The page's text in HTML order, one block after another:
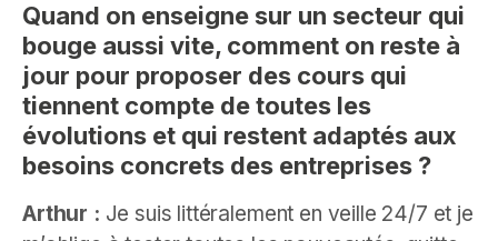
Quand on enseigne sur un secteur qui
bouge aussi vite, comment on reste à
jour pour proposer des cours qui
tiennent compte de toutes les
évolutions et qui restent adaptés aux
besoins concrets des entreprises ?
Arthur : Je suis littéralement en veille 24/7 et je